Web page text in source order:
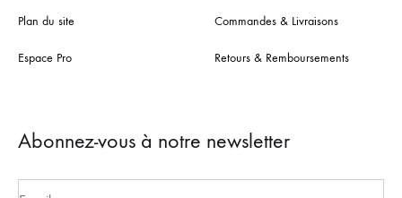
Plan du site
Espace Pro
Commandes & Livraisons
Retours & Remboursements
Abonnez-vous à notre newsletter